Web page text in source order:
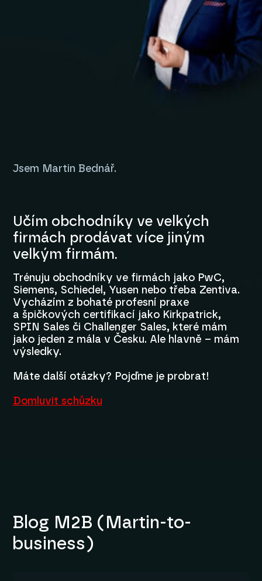
Jsem Martin Bednář.
Učím obchodníky ve velkých
firmách prodávat více jiným
velkým firmám.
Trénuju obchodníky ve firmách jako PwC,
Siemens, Schiedel, Yusen nebo třeba Zentiva.
Vycházím z bohaté profesní praxe
a špičkových certifikací jako Kirkpatrick,
SPIN Sales či Challenger Sales, které mám
jako jeden z mála v Česku. Ale hlavně – mám
výsledky.
Máte další otázky? Pojďme je probrat!
Domluvit schůzku
Blog M2B (Martin-to-
business)